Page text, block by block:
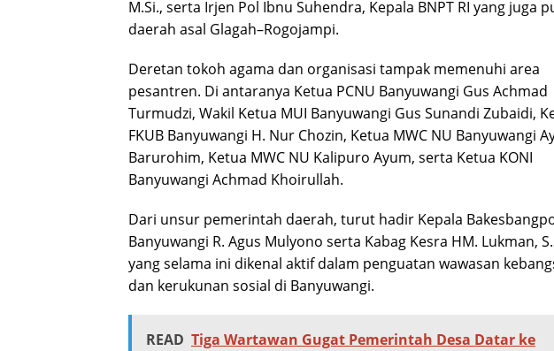
M.Si., serta Irjen Pol Ibnu Suhendra, Kepala BNPT RI yang juga
daerah asal Glagah–Rogojampi.
Deretan tokoh agama dan organisasi tampak memenuhi area
pesantren. Di antaranya Ketua PCNU Banyuwangi Gus Achmad
Turmudzi, Wakil Ketua MUI Banyuwangi Gus Sunandi Zubaidi,
FKUB Banyuwangi H. Nur Chozin, Ketua MWC NU Banyuwangi
Barurohim, Ketua MWC NU Kalipuro Ayum, serta Ketua KONI
Banyuwangi Achmad Khoirullah.
Dari unsur pemerintah daerah, turut hadir Kepala
Banyuwangi R. Agus Mulyono serta Kabag Kesra HM. Lukman,
yang selama ini dikenal aktif dalam penguatan wawasan
dan kerukunan sosial di Banyuwangi.
READ Tiga Wartawan Gugat Pemerintah Desa Datar ke